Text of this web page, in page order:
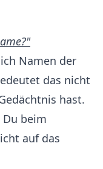
Namen der
das nicht
hast.
Du beim
auf das